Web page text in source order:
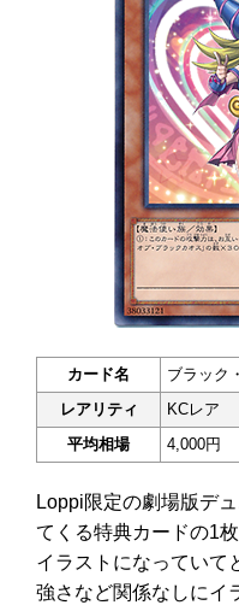
カード名
ブラック
レアリティ
KCレア
平均相場
4,000円
Loppi限定の劇場版デ
てくる特典カードの1
イラストになっていて
強さなど関係なしにイ